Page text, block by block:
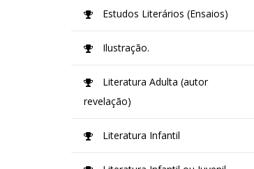
Estudos Literários (Ensaios)
Ilustração.
Literatura Adulta (autor
revelação)
Literatura Infantil